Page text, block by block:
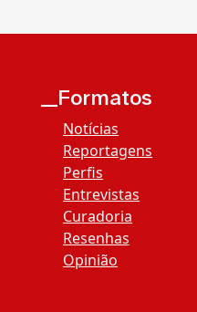
__Formatos
Notícias
Reportagens
Perfis
Entrevistas
Curadoria
Resenhas
Opinião